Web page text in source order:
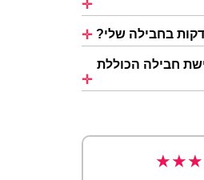
בחבילה שלי?
חבילה הכוללת
★
★
★